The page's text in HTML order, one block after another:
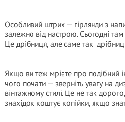
Особливий штрих — гірлянди з
залежно від настрою. Сьогодні
Це дрібниця, але саме такі
Якщо ви теж мрієте про подібний
чого почати — зверніть увагу на
вінтажному стилі. Це не так
знахідок коштує копійки, якщо